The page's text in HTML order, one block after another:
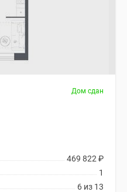
Дом сдан
469 822 ₽
1
6 из 13